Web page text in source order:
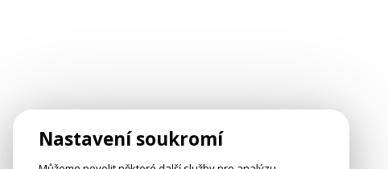
Nastavení soukromí